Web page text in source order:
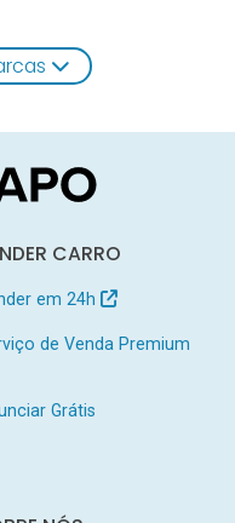
CARRO
em 24h
de Venda Premium
Grátis